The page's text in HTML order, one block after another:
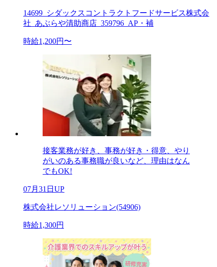
14699_シダックスコントラクトフードサービス株式会
社_あぶらや清助商店_359796_AP・補
時給1,200円〜
接客業務が好き、事務が好き・得意、やり
がいのある事務職が良いなど、理由はなん
でもOK!
07月31日UP
株式会社レソリューション(54906)
時給1,300円